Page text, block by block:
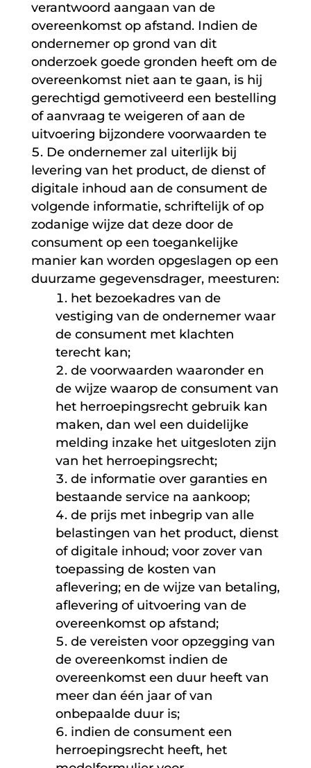
verantwoord aangaan van de
overeenkomst op afstand. Indien de
ondernemer op grond van dit
onderzoek goede gronden heeft om de
overeenkomst niet aan te gaan, is hij
gerechtigd gemotiveerd een bestelling
of aanvraag te weigeren of aan de
uitvoering bijzondere voorwaarden te
De ondernemer zal uiterlijk bij
levering van het product, de dienst of
digitale inhoud aan de consument de
volgende informatie, schriftelijk of op
zodanige wijze dat deze door de
consument op een toegankelijke
manier kan worden opgeslagen op een
duurzame gegevensdrager, meesturen:
het bezoekadres van de
vestiging van de ondernemer waar
de consument met klachten
terecht kan;
de voorwaarden waaronder en
de wijze waarop de consument van
het herroepingsrecht gebruik kan
maken, dan wel een duidelijke
melding inzake het uitgesloten zijn
van het herroepingsrecht;
de informatie over garanties en
bestaande service na aankoop;
de prijs met inbegrip van alle
belastingen van het product, dienst
of digitale inhoud; voor zover van
toepassing de kosten van
aflevering; en de wijze van betaling,
aflevering of uitvoering van de
overeenkomst op afstand;
de vereisten voor opzegging van
de overeenkomst indien de
overeenkomst een duur heeft van
meer dan één jaar of van
onbepaalde duur is;
indien de consument een
herroepingsrecht heeft, het